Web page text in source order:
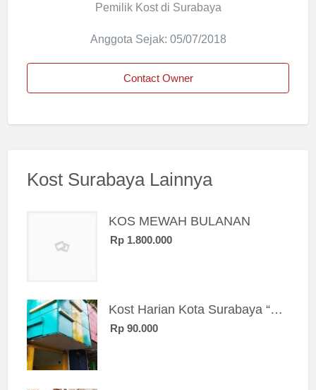
Pemilik Kost di Surabaya
Anggota Sejak: 05/07/2018
Contact Owner
Kost Surabaya Lainnya
KOS MEWAH BULANAN
Rp 1.800.000
Kost Harian Kota Surabaya “Sierra Kost”
Rp 90.000